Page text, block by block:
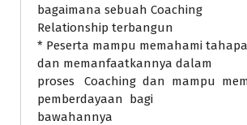
bagaimana sebuah Coaching
Relationship terbangun
* Peserta mampu memahami
dan memanfaatkannya dalam
proses Coaching dan mampu
pemberdayaan bagi
bawahannya